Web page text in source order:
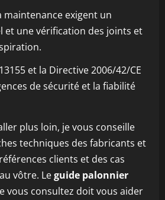
maintenance exigent un
et une vérification des joints et
et la Directive 2006/42/CE
de sécurité et la fiabilité
plus loin, je vous conseille
techniques des fabricants et
clients et des cas
vôtre. Leguide palonnier
vous consultez doit vous aider